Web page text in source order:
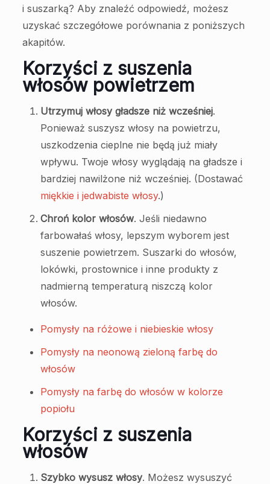
i suszarką? Aby znaleźć odpowiedź, możesz
uzyskać szczegółowe porównania z poniższych
akapitów.
Korzyści z suszenia
włosów powietrzem
Utrzymuj włosy gładsze niż wcześniej.
Ponieważ suszysz włosy na powietrzu,
uszkodzenia cieplne nie będą już miały
wpływu. Twoje włosy wyglądają na gładsze i
bardziej nawilżone niż wcześniej. (Dostawać
miękkie i jedwabiste włosy.)
Chroń kolor włosów. Jeśli niedawno
farbowałaś włosy, lepszym wyborem jest
suszenie powietrzem. Suszarki do włosów,
lokówki, prostownice i inne produkty z
nadmierną temperaturą niszczą kolor
włosów.
Pomysły na różowe i niebieskie włosy
Pomysły na neonową zieloną farbę do
włosów
Pomysły na farbę do włosów w kolorze
popiołu
Korzyści z suszenia
włosów
Szybko wysusz włosy. Możesz wysuszyć